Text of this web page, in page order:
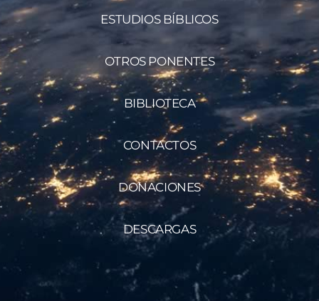
ESTUDIOS BÍBLICOS
OTROS PONENTES
BIBLIOTECA
CONTACTOS
DONACIONES
DESCARGAS